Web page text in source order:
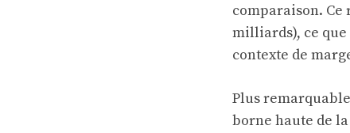
comparaison. Ce
milliards), ce
contexte de
Plus
borne haute de